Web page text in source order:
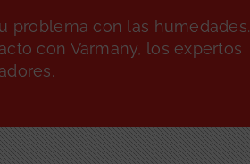
problema con las humedades.
con Varmany, los expertos